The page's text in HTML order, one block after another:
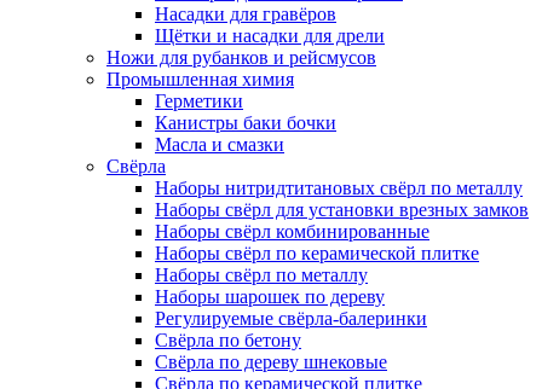
Насадки для гравёров
Щётки и насадки для дрели
Ножи для рубанков и рейсмусов
Промышленная химия
Герметики
Канистры баки бочки
Масла и смазки
Свёрла
Наборы нитридтитановых свёрл по металлу
Наборы свёрл для установки врезных замков
Наборы свёрл комбинированные
Наборы свёрл по керамической плитке
Наборы свёрл по металлу
Наборы шарошек по дереву
Регулируемые свёрла-балеринки
Свёрла по бетону
Свёрла по дереву шнековые
Свёрла по керамической плитке